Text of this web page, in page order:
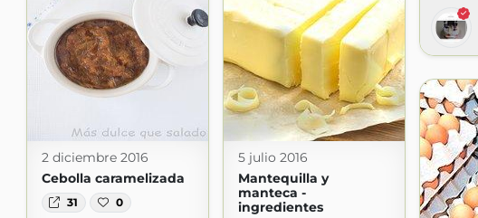
2 diciembre 2016
Cebolla caramelizada
31 0
5 julio 2016
Mantequilla y
manteca -
ingredientes